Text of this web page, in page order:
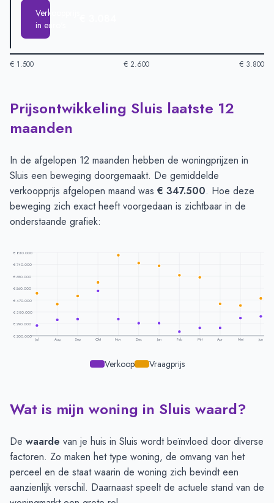
Verkoopprijs
in euro's
€ 1.500 € 2.600 € 3.800
Huizenprijzen in Sluis per m2 -Afgelopen 3 maanden (per m2)
Vraagprijs in euro's
Verkoopprijs in euro's
Prijsontwikkeling Sluis laatste 12
maanden
In de afgelopen 12 maanden hebben de woningprijzen in
Sluis een beweging doorgemaakt. De gemiddelde
verkoopprijs afgelopen maand was € 347.500. Hoe deze
beweging zich exact heeft voorgedaan is zichtbaar in de
onderstaande grafiek:
€ 830.000
€ 740.000
€ 650.000
€ 560.000
€ 470.000
€ 380.000
€ 290.000
€ 200.000
Jul Aug Sep Okt Nov Dec Jan Feb Mrt Apr Mei Jun
Verkoop Vraagprijs
Prijsontwikkeling per maand - Sluis
Vraagprijs
Verkoopprijs
Juli
€ 520.578 € 277.600
Augustus
€ 440.428€ 321.333
September € 500.590€ 325.800
Oktober
€ 604.333€ 540.000
Wat is mijn woning in Sluis waard?
De waarde van je huis in Sluis wordt beïnvloed door diverse
factoren. Zo maken het type woning, de omvang van het
perceel en de staat waarin de woning zich bevindt een
aanzienlijk verschil. Daarnaast speelt de actuele stand van de